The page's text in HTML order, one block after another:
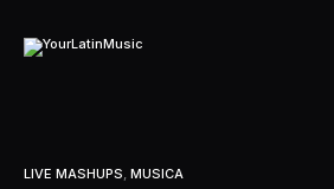
contenido
LIVE MASHUPS, MUSICA